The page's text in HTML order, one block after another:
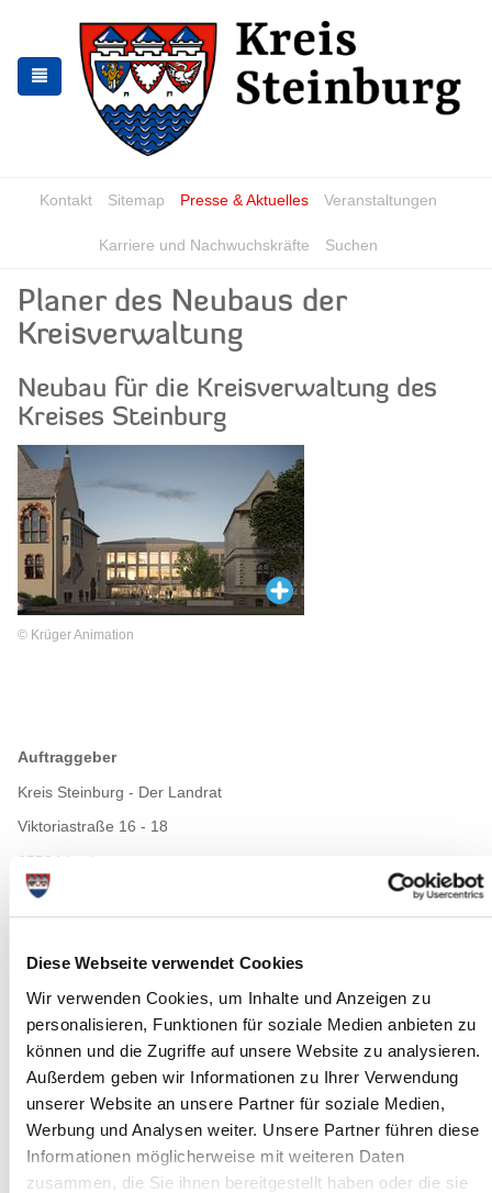
Diese Webseite verwendet Cookies
Wir verwenden Cookies, um Inhalte und Anzeigen zu
personalisieren, Funktionen für soziale Medien anbieten zu
können und die Zugriffe auf unsere Website zu analysieren.
Außerdem geben wir Informationen zu Ihrer Verwendung
unserer Website an unsere Partner für soziale Medien,
Werbung und Analysen weiter. Unsere Partner führen diese
Informationen möglicherweise mit weiteren Daten
zusammen, die Sie ihnen bereitgestellt haben oder die sie
the
navigation
the
content
Kontakt Sitemap Presse & Aktuelles Veranstaltungen
Karriere und Nachwuchskräfte Suchen
Planer des Neubaus der
Kreisverwaltung
Neubau für die Kreisverwaltung des
Kreises Steinburg
© Krüger Animation
Auftraggeber
Kreis Steinburg - Der Landrat
Viktoriastraße 16 - 18
25524 Itzehoe
Planung
ArchitektenContor Hamburg & Itzehoe
Hochallee 114
20149 Hamburg
Planung Landratsamt
Architekten Johannsen und Partner mbB
Hasselbrookstraße 25
22089 Hamburg